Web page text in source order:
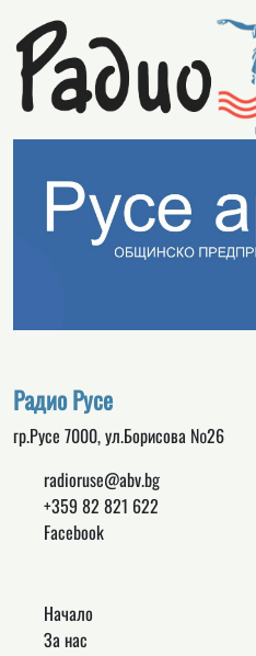
Радио Русе
гр.Русе 7000, ул.Борисова №26
radioruse@abv.bg
+359 82 821 622
Facebook
Начало
За нас